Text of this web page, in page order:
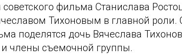
фильма Станислава
Тихоновым в главной
поделятся дочь Вячеслава
члены съемочной группы.